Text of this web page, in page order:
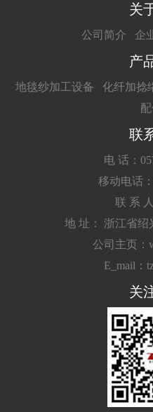
关
公司简介 企
产
地毯纱加工设备 化纤加捻
联
电 话：
移动电话
联 系
地 址： 浙江省绍
公司主页：
E_mail：
关